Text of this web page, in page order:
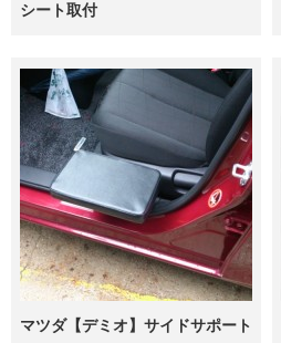
シート取付
マツダ【デミオ】サイドサポート